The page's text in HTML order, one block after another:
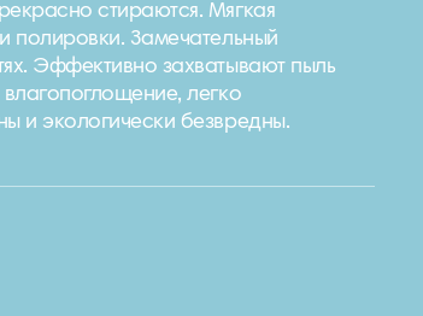
стираются. Мягкая
полировки. Замечательный
Эффективно захватывают пыль
легко
и экологически безвредны.